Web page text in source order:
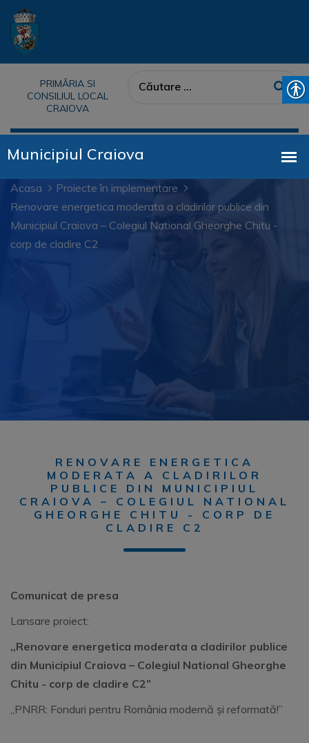
PRIMĂRIA SI
CONSILIUL LOCAL
CRAIOVA
Acasa
Proiecte în implementare
Renovare energetica moderata a cladirilor publice din
Municipiul Craiova – Colegiul National Gheorghe Chitu -
corp de cladire C2
RENOVARE ENERGETICA
MODERATA A CLADIRILOR
PUBLICE DIN MUNICIPIUL
CRAIOVA – COLEGIUL NATIONAL
GHEORGHE CHITU - CORP DE
CLADIRE C2
Comunicat de presa
Lansare proiect:
,,Renovare energetica moderata a cladirilor publice
din Municipiul Craiova – Colegiul National Gheorghe
Chitu - corp de cladire C2”
„PNRR: Fonduri pentru România modernă și reformată!”